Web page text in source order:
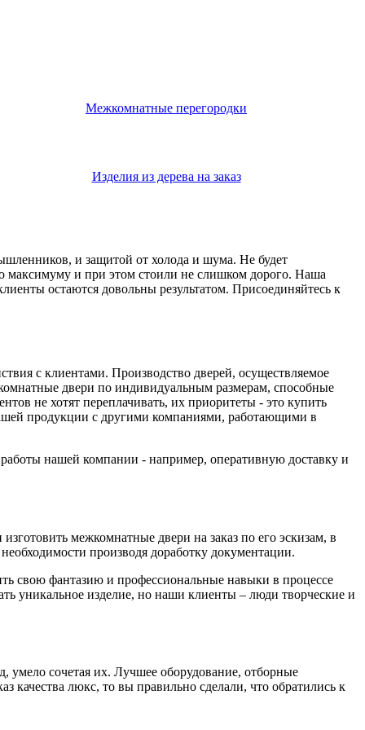
Межкомнатные перегородки
Изделия из дерева на заказ
и защитой от холода и шума. Не будет
максимуму и при этом стоили не слишком дорого. Наша
остаются довольны результатом. Присоединяйтесь к
с клиентами. Производство дверей, осуществляемое
двери по индивидуальным размерам, способные
не хотят переплачивать, их приоритеты - это купить
продукции с другими компаниями, работающими в
нашей компании - например, оперативную доставку и
межкомнатные двери на заказ по его эскизам, в
производя доработку документации.
свою фантазию и профессиональные навыки в процессе
уникальное изделие, но наши клиенты – люди творческие и
умело сочетая их. Лучшее оборудование, отборные
люкс, то вы правильно сделали, что обратились к